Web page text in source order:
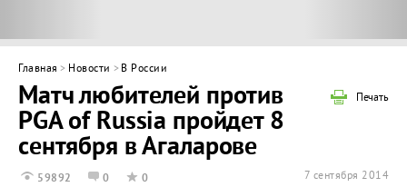
ГОЛЬФ-
ИНТЕРАКТИВ
НЕДВИЖИМОСТЬ
Главная > Новости > В России
Печать
Матч любителей против
PGA of Russia пройдет 8
сентября в Агаларове
59892 0 0 7 сентября 2014